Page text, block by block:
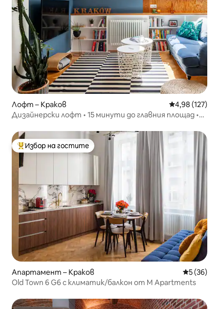
Лофт – Краков Средна
4,98 (127)
Дизайнерски лофт • 15 минути до главния площад •
Най-популярен избор на гостите
Избор на гостите
Апартамент – Краков Средна
5 (36)
Old Town 6 G6 с климатик/балкон от M Apartments